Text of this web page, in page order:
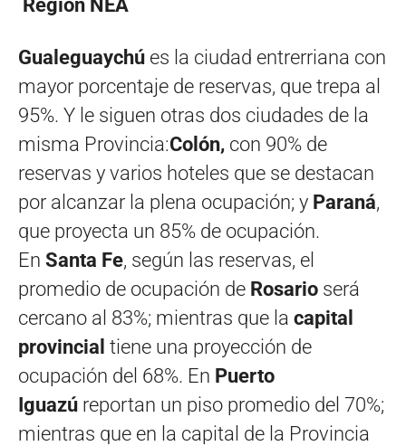
Región NEA
Gualeguaychú es la ciudad entrerriana con
mayor porcentaje de reservas, que trepa al
95%. Y le siguen otras dos ciudades de la
misma Provincia:Colón, con 90% de
reservas y varios hoteles que se destacan
por alcanzar la plena ocupación; y Paraná,
que proyecta un 85% de ocupación.
En Santa Fe, según las reservas, el
promedio de ocupación de Rosario será
cercano al 83%; mientras que la capital
provincial tiene una proyección de
ocupación del 68%. En Puerto
Iguazú reportan un piso promedio del 70%;
mientras que en la capital de la Provincia